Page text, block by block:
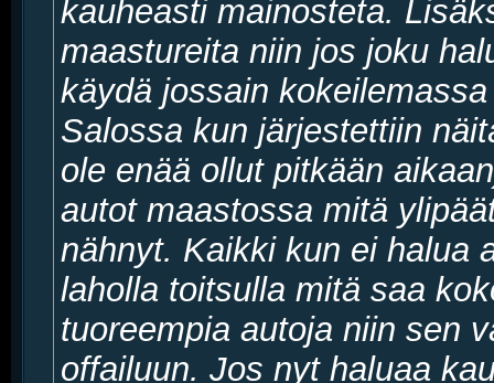
kauheasti mainosteta.
maastureita niin jos joku
käydä jossain
Salossa kun järjestettiin
ole enää ollut pitkään
autot maastossa mitä
nähnyt. Kaikki kun ei halua
laholla toitsulla mitä saa
tuoreempia autoja niin sen
offailuun. Jos nyt haluaa